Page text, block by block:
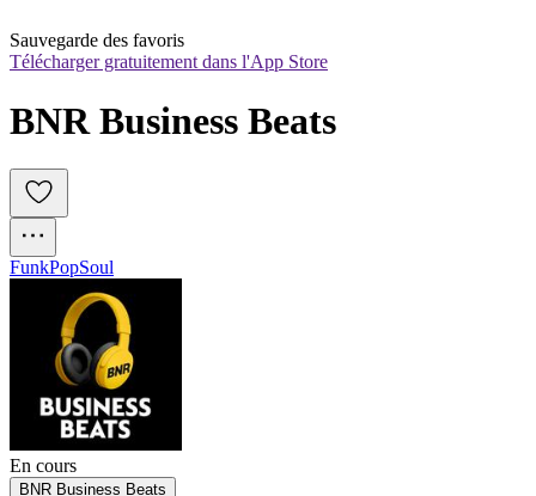
Sauvegarde des favoris
Télécharger gratuitement dans l'App Store
BNR Business Beats
FunkPopSoul
En cours
BNR Business Beats